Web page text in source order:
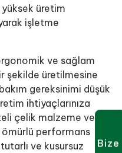
üretim
işletme
ve sağlam
şekilde üretilmesine
gereksinimi düşük
ihtiyaçlarınıza
çelik malzeme ve
ömürlü performans
ve kusursuz
Bize